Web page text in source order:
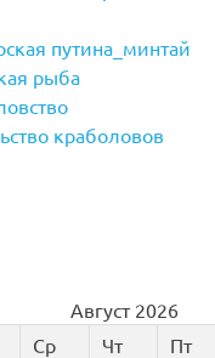
путина_минтай
рыба
краболовов
Август 2026
Ср Чт Пт